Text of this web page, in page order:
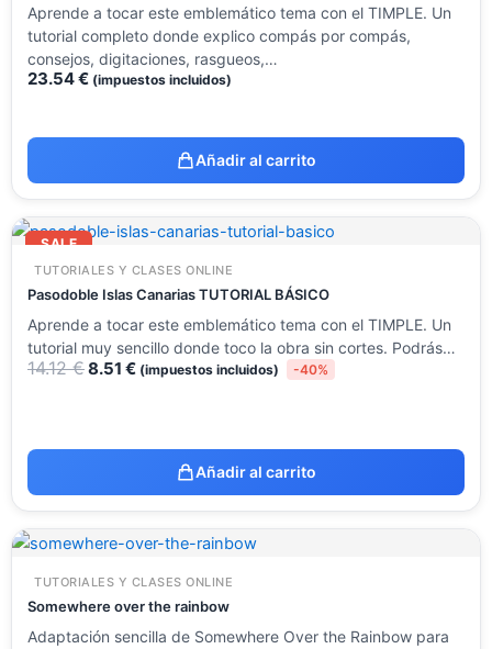
Aprende a tocar este emblemático tema con el TIMPLE. Un
tutorial completo donde explico compás por compás,
consejos, digitaciones, rasgueos,…
23.54€ (impuestos incluidos)
Añadir al carrito
SALE
TUTORIALES Y CLASES ONLINE
Pasodoble Islas Canarias TUTORIAL BÁSICO
Aprende a tocar este emblemático tema con el TIMPLE. Un
tutorial muy sencillo donde toco la obra sin cortes. Podrás…
14.12€
El
precio
era:
14.12 €.
8.51 €
El
precio
es:
8.51 €.
(impuestos incluidos) -40%
Añadir al carrito
TUTORIALES Y CLASES ONLINE
Somewhere over the rainbow
Adaptación sencilla de Somewhere Over the Rainbow para